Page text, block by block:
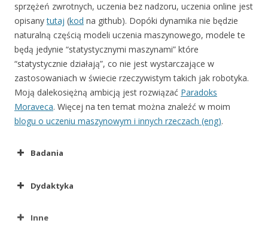
sprzężeń zwrotnych, uczenia bez nadzoru, uczenia online jest
opisanytutaj (kod na github). Dopóki dynamika nie będzie
naturalną częścią modeli uczenia maszynowego, modele te
będą jedynie “statystycznymi maszynami” które
“statystycznie działają”, co nie jest wystarczające w
zastosowaniach w świecie rzeczywistym takich jak robotyka.
Moją dalekosiężną ambicją jest rozwiązać Paradoks
Moraveca. Więcej na ten temat można znaleźć w moim
blogu o uczeniu maszynowym i innych rzeczach (eng).
Badania
Publikacje
Dydaktyka
Inne